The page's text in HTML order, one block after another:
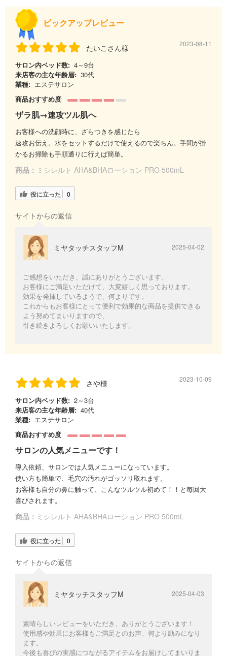
ピックアップレビュー
たいこさん様 2023-08-11
サロン内ベッド数: 4～9台
来店客の主な年齢層: 30代
業種: エステサロン
商品おすすめ度
ザラ肌→速攻ツル肌へ
お客様への洗顔時に、ざらつきを感じたら
速攻お伝え。水をセットするだけで使えるので楽ちん。手間が掛
かるお掃除も手順通りに行えば簡単。
商品： ミシレルト AHA&BHAローション PRO 500mL
役に立った 0
サイトからの返信
ミヤタッチスタッフM 2025-04-02
ご感想をいただき、誠にありがとうございます。
お客様にご満足いただけて、大変嬉しく思っております。
効果を発揮しているようで、何よりです。
これからもお客様にとって便利で効果的な商品を提供できる
よう努めてまいりますので、
引き続きよろしくお願いいたします。
さや様 2023-10-09
サロン内ベッド数: 2～3台
来店客の主な年齢層: 40代
業種: エステサロン
商品おすすめ度
サロンの人気メニューです！
導入依頼、サロンでは人気メニューになっています。
使い方も簡単で、毛穴の汚れがゴッソリ取れます。
お客様も自分の鼻に触って、こんなツルツル初めて！！と毎回大
喜びされます。
商品： ミシレルト AHA&BHAローション PRO 500mL
役に立った 0
サイトからの返信
ミヤタッチスタッフM 2025-04-03
素晴らしいレビューをいただき、ありがとうございます！
使用感や効果にお客様もご満足とのお声、何より励みになり
ます。
今後も喜びの実感につながるアイテムをお届けしてまいりま